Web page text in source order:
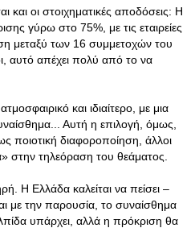
και οι στοιχηματικές αποδόσεις: Η
γύρω στο 75%, με τις εταιρείες
μεταξύ των 16 συμμετοχών του
αυτό απέχει πολύ από το να
και ιδιαίτερο, με μια
Αυτή η επιλογή, όμως,
ποιοτική διαφοροποίηση, άλλοι
τηλεόραση του θεάματος.
Η Ελλάδα καλείται να πείσει –
με την παρουσία, το συναίσθημα
υπάρχει, αλλά η πρόκριση θα